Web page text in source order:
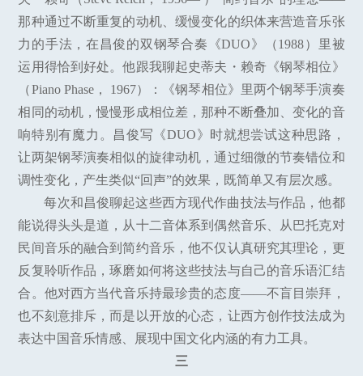
那种通过不断重复的动机、缓慢变化的织体来营造音乐张
力的手法，在昌俊的双钢琴合奏《DUO》（1988）里被
运用得恰到好处。他跟我聊起史蒂夫・赖奇《钢琴相位》
（Piano Phase， 1967）：《钢琴相位》里两个钢琴手演奏
相同的动机，慢慢形成相位差，那种不断叠加、变化的音
响特别有魔力。昌俊写《DUO》时就想尝试这种思路，
让两架钢琴演奏相似的旋律动机，通过细微的节奏错位和
调性变化，产生类似“回声”的效果，既简单又有层次感。
每次和昌俊聊起这些西方现代作曲技法与作品，他都
能说得头头是道，从十二音体系到偶然音乐、从巴托克对
民间音乐的融合到简约音乐，他不仅认真研究其理论，更
反复聆听作品，琢磨如何将这些技法与自己的音乐语汇结
合。他对西方当代音乐持最珍贵的态度——不盲目崇拜，
也不刻意排斥，而是以开放的心态，让西方创作技法成为
表达中国音乐情感、展现中国文化内涵的有力工具。
三